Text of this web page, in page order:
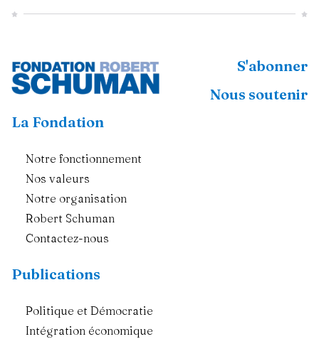
S'abonner
Nous soutenir
La Fondation
Notre fonctionnement
Nos valeurs
Notre organisation
Robert Schuman
Contactez-nous
Publications
Politique et Démocratie
Intégration économique